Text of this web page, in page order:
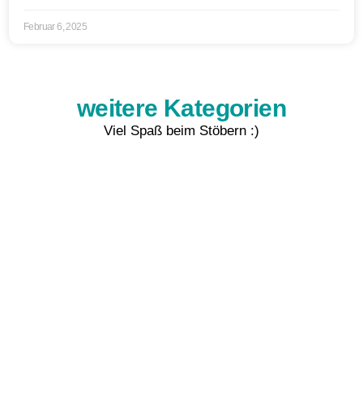
Februar 6, 2025
weitere Kategorien
Viel Spaß beim Stöbern :)